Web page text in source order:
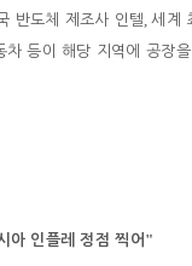
반도체 제조사 인텔,세계
차 등이 해당 지역에 공장
아 인플레 정점 찍어 "